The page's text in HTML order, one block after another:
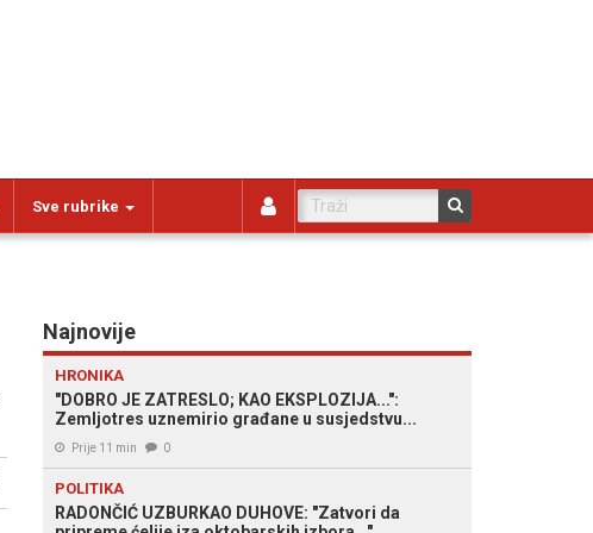
Sve rubrike
Najnovije
HRONIKA
"DOBRO JE ZATRESLO; KAO EKSPLOZIJA...":
Zemljotres uznemirio građane u susjedstvu...
Prije 11 min 0
POLITIKA
RADONČIĆ UZBURKAO DUHOVE: "Zatvori da